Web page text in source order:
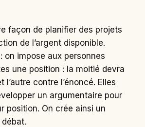
façon de planifier des projets
de l’argent disponible.
on impose aux personnes
une position : la moitié devra
l’autre contre l’énoncé. Elles
un argumentaire pour
position. On crée ainsi un